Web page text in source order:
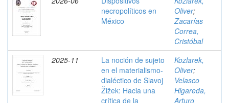
necropolíticos en
México
Oliver;
Zacarías
Correa,
Cristóbal
2025-11
La noción de sujeto
en el materialismo-
dialéctico de Slavoj
Žižek: Hacia una
crítica de la
Kozlarek,
Oliver;
Velasco
Higareda,
Arturo